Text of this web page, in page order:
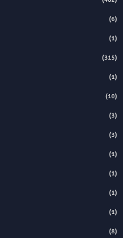
(6)
(1)
(315)
(1)
(10)
(3)
(3)
(1)
(1)
(1)
(1)
(8)